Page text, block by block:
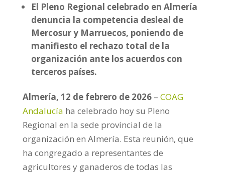
El Pleno Regional celebrado en Almería
denuncia la competencia desleal de
Mercosur y Marruecos, poniendo de
manifiesto el rechazo total de la
organización ante los acuerdos con
terceros países.
Almería, 12 de febrero de 2026 – COAG
Andalucía ha celebrado hoy su Pleno
Regional en la sede provincial de la
organización en Almería. Esta reunión, que
ha congregado a representantes de
agricultores y ganaderos de todas las